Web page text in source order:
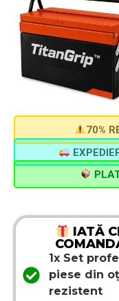
70%
IATĂ
1x Set
piese din
rezistent